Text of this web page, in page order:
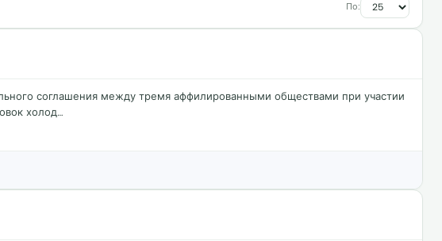
По:
соглашения между тремя аффилированными обществами при участии
холод…